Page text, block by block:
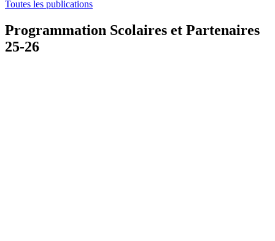
Toutes les publications
Programmation Scolaires et Partenaires
25-26